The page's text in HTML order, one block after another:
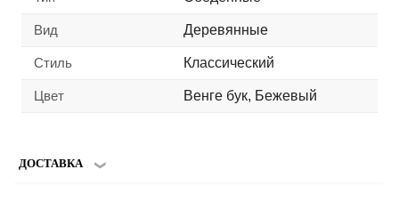
Вид Деревянные
Стиль Классический
Цвет Венге бук, Бежевый
ДОСТАВКА